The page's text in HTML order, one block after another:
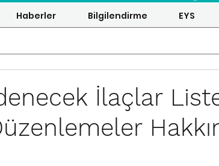
Haberler Bilgilendirme EYS
İlaçlar